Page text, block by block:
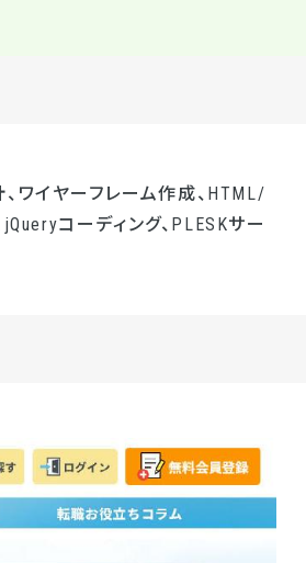
ワイヤーフレーム作成、HTML/
コーディング、PLESKサー